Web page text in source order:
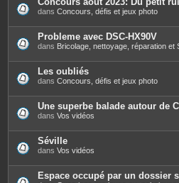
dans Concours, défis et jeux photo
Probleme avec DSC-HX90V
dans Bricolage, nettoyage, réparation et
Les oubliés
dans Concours, défis et jeux photo
Une superbe balade autour de
dans Vos vidéos
Séville
dans Vos vidéos
Espace occupé par un dossier